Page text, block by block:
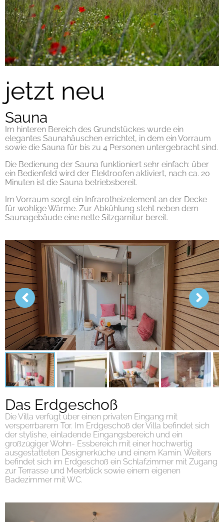
jetzt neu
Sauna
Im hinteren Bereich des Grundstückes wurde ein
elegantes Saunahäuschen errichtet, in dem ein Vorraum
sowie die Sauna für bis zu 4 Personen untergebracht sind.
Die Bedienung der Sauna funktioniert sehr einfach: über
ein Bedienfeld wird der Elektroofen aktiviert, nach ca. 20
Minuten ist die Sauna betriebsbereit.
Im Vorraum sorgt ein Infrarotheizelement an der Decke
für wohlige Wärme. Zur Abkühlung steht neben dem
Saunagebäude eine nette Sitzgarnitur bereit.
Das Erdgeschoß
Die Villa verfügt über einen privaten Eingang mit
versperrbarem Tor. Im Erdgeschoß der Villa befindet sich
der stylishe, einladende Eingangsbereich und ein
großzügiger Wohn- Essbereich mit einer hochwertig
ausgestatteten Designerküche und einem Kamin. Weiters
befindet sich im Erdgeschoß ein Schlafzimmer mit Zugang
zur Terrasse und Meerblick sowie einem eigenen
Badezimmer mit WC.